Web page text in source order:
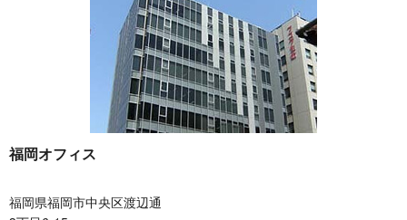
福岡オフィス
福岡県福岡市中央区渡辺通